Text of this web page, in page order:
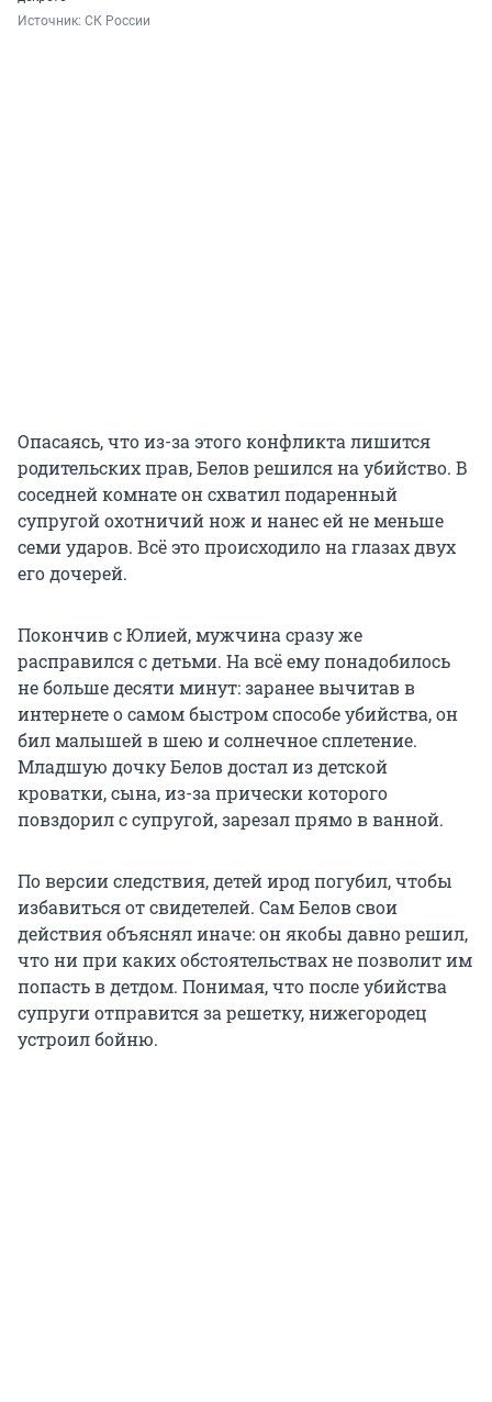
Источник: СК России
Опасаясь, что из-за этого конфликта лишится
родительских прав, Белов решился на убийство. В
соседней комнате он схватил подаренный
супругой охотничий нож и нанес ей не меньше
семи ударов. Всё это происходило на глазах двух
его дочерей.
Покончив с Юлией, мужчина сразу же
расправился с детьми. На всё ему понадобилось
не больше десяти минут: заранее вычитав в
интернете о самом быстром способе убийства, он
бил малышей в шею и солнечное сплетение.
Младшую дочку Белов достал из детской
кроватки, сына, из-за прически которого
повздорил с супругой, зарезал прямо в ванной.
По версии следствия, детей ирод погубил, чтобы
избавиться от свидетелей. Сам Белов свои
действия объяснял иначе: он якобы давно решил,
что ни при каких обстоятельствах не позволит им
попасть в детдом. Понимая, что после убийства
супруги отправится за решетку, нижегородец
устроил бойню.